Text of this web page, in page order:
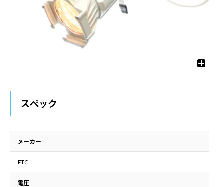
スペック
メーカー
ETC
電圧